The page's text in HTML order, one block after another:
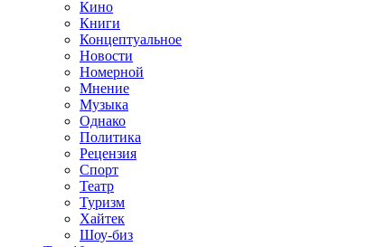
Кино
Книги
Концептуальное
Новости
Номерной
Мнение
Музыка
Однако
Политика
Рецензия
Спорт
Театр
Туризм
Хайтек
Шоу-биз